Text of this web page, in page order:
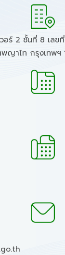
อร์ 2 ชั้นที่ 8 เลข
ญาไท กรุงเทพฯ